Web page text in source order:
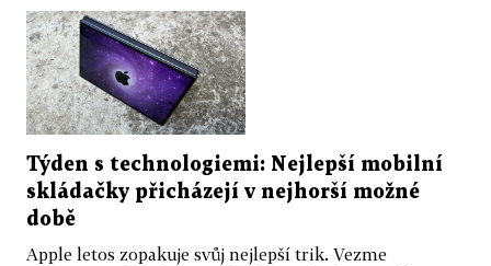
Týden s technologiemi: Nejlepší mobilní
skládačky přicházejí v nejhorší možné
době
Apple letos zopakuje svůj nejlepší trik. Vezme